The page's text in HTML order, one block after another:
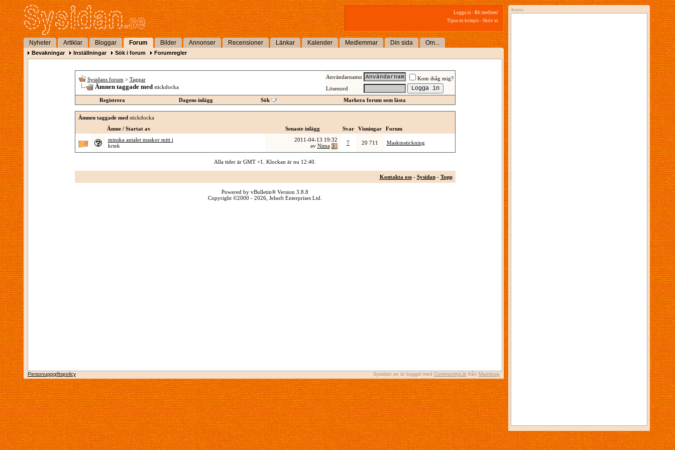
Logga in - Bli medlem!
Tipsa en kompis - Skriv ut
Nyheter Artiklar Bloggar Forum Bilder Annonser Recensioner Länkar Kalender Medlemmar Din sida Om...
Bevakningar Inställningar Sök i forum Forumregler
Sysidans forum > Taggar
Ämnen taggade med stickdocka
Användarnamn
Kom ihåg mig?
Lösenord
Registrera
Dagens inlägg Sök Markera forum som lästa
Ämnen taggade med stickdocka
Ämne / Startat av
Senaste inlägg Svar Visningar
Forum
minska antalet maskor mitt i
krtek
2011-04-13 19:32
av Nima 7 20 711 Maskinstickning
Alla tider är GMT +1. Klockan är nu 12:40
Kontakta oss- Sysidan- Topp
Powered by vBulletin® Version 3.8.8
Copyright ©2000 - 2026, Jelsoft Enterprises Ltd.
Sysidan.se är byggd med CommunityLib från Mainloop
Personuppgiftspolicy
Annons